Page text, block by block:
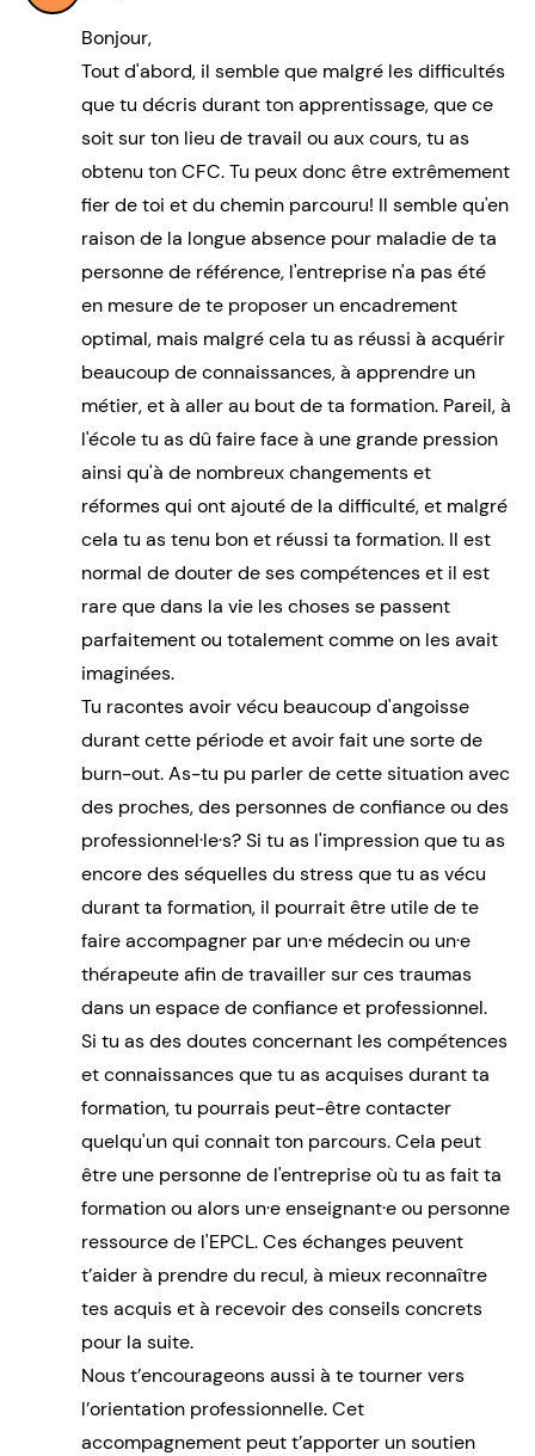
Bonjour,
Tout d'abord, il semble que malgré les difficultés
que tu décris durant ton apprentissage, que ce
soit sur ton lieu de travail ou aux cours, tu as
obtenu ton CFC. Tu peux donc être extrêmement
fier de toi et du chemin parcouru! Il semble qu'en
raison de la longue absence pour maladie de ta
personne de référence, l'entreprise n'a pas été
en mesure de te proposer un encadrement
optimal, mais malgré cela tu as réussi à acquérir
beaucoup de connaissances, à apprendre un
métier, et à aller au bout de ta formation. Pareil, à
l'école tu as dû faire face à une grande pression
ainsi qu'à de nombreux changements et
réformes qui ont ajouté de la difficulté, et malgré
cela tu as tenu bon et réussi ta formation. Il est
normal de douter de ses compétences et il est
rare que dans la vie les choses se passent
parfaitement ou totalement comme on les avait
imaginées.
Tu racontes avoir vécu beaucoup d'angoisse
durant cette période et avoir fait une sorte de
burn-out. As-tu pu parler de cette situation avec
des proches, des personnes de confiance ou des
professionnel·le·s? Si tu as l'impression que tu as
encore des séquelles du stress que tu as vécu
durant ta formation, il pourrait être utile de te
faire accompagner par un·e médecin ou un·e
thérapeute afin de travailler sur ces traumas
dans un espace de confiance et professionnel.
Si tu as des doutes concernant les compétences
et connaissances que tu as acquises durant ta
formation, tu pourrais peut-être contacter
quelqu'un qui connait ton parcours. Cela peut
être une personne de l'entreprise où tu as fait ta
formation ou alors un·e enseignant·e ou personne
ressource de l'EPCL. Ces échanges peuvent
t’aider à prendre du recul, à mieux reconnaître
tes acquis et à recevoir des conseils concrets
pour la suite.
Nous t’encourageons aussi à te tourner vers
l’orientation professionnelle. Cet
accompagnement peut t’apporter un soutien